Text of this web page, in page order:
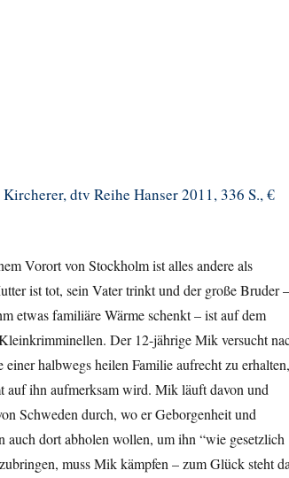
dtv Reihe Hanser 2011, 336 S., €
Vorort von Stockholm ist alles andere als
ist tot, sein Vater trinkt und der große Bruder –
etwas familiäre Wärme schenkt – ist auf dem
Der 12-jährige Mik versucht
einer halbwegs heilen Familie aufrecht zu erhalten,
auf ihn aufmerksam wird. Mik läuft davon und
Schweden durch, wo er Geborgenheit und
dort abholen wollen, um ihn “wie gesetzlich
muss Mik kämpfen – zum Glück steht